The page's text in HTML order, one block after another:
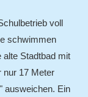
voll
schwimmen
alte Stadtbad mit
nur 17 Meter
ausweichen. Ein